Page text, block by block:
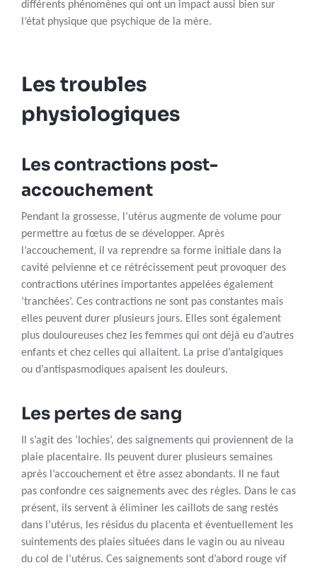
différents phénomènes qui ont un impact aussi bien sur
l’état physique que psychique de la mère.
Les troubles
physiologiques
Les contractions post-
accouchement
Pendant la grossesse, l’utérus augmente de volume pour
permettre au fœtus de se développer. Après
l’accouchement, il va reprendre sa forme initiale dans la
cavité pelvienne et ce rétrécissement peut provoquer des
contractions utérines importantes appelées également
‘tranchées’. Ces contractions ne sont pas constantes mais
elles peuvent durer plusieurs jours. Elles sont également
plus douloureuses chez les femmes qui ont déjà eu d’autres
enfants et chez celles qui allaitent. La prise d’antalgiques
ou d’antispasmodiques apaisent les douleurs.
Les pertes de sang
Il s’agit des ‘lochies’, des saignements qui proviennent de la
plaie placentaire. Ils peuvent durer plusieurs semaines
après l’accouchement et être assez abondants. Il ne faut
pas confondre ces saignements avec des règles. Dans le cas
présent, ils servent à éliminer les caillots de sang restés
dans l’utérus, les résidus du placenta et éventuellement les
suintements des plaies situées dans le vagin ou au niveau
du col de l’utérus. Ces saignements sont d’abord rouge vif